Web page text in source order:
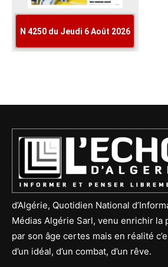
d’Algérie, Quotidien National
Médias Algérie Sarl, venu enrichir la
par son âge certes mais en réalité
d’un idéal, d’un combat, d’un rêve.